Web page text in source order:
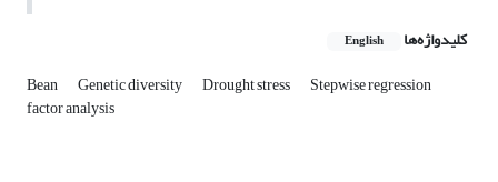
کلیدواژه‌ها English
Bean Genetic diversity Drought stress Stepwise regression
factor analysis